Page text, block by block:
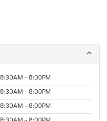
8:30AM - 8:00PM
8:30AM - 8:00PM
8:30AM - 8:00PM